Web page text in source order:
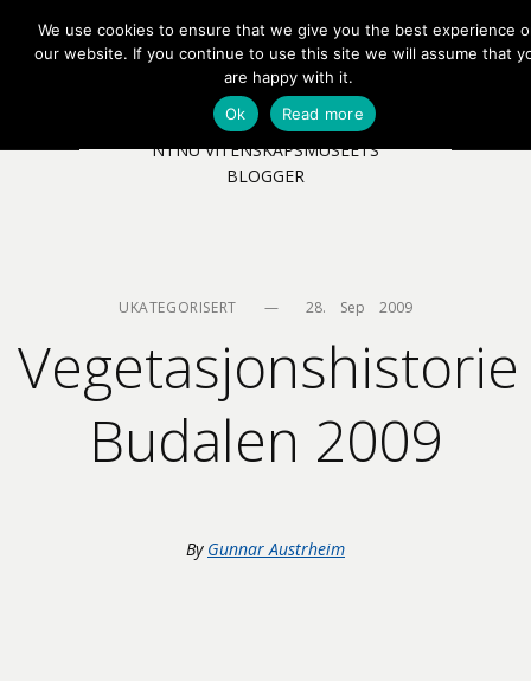
MENY EN NB
NTNU VITENSKAPSMUSEETS
BLOGGER
UKATEGORISERT — 28.    Sep    2009
Vegetasjonshistorie
Budalen 2009
By Gunnar Austrheim
We use cookies to ensure that we give you the best experience
our website. If you continue to use this site we will assume that
are happy with it.
Ok
Read more